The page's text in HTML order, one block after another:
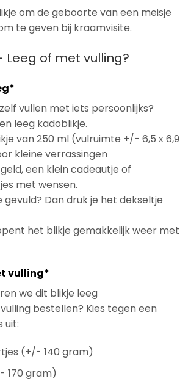
om de geboorte van een meisje
te geven bij kraamvisite.
Leeg of met vulling?
vullen met iets persoonlijks?
leeg kadoblikje.
van 250 ml (vulruimte +/- 6,5 x 6,9
kleine verrassingen
een klein cadeautje of
met wensen.
gevuld? Dan druk je het dekseltje
het blikje gemakkelijk weer met
vulling*
we dit blikje leeg
bestellen? Kies tegen een
uit:
(+/- 140 gram)
170 gram)